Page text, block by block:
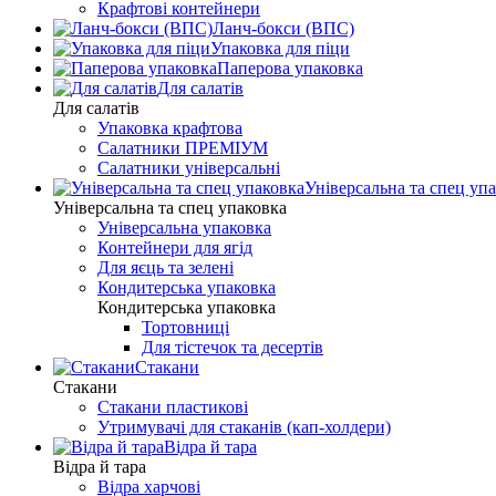
Крафтові контейнери
Ланч-бокси (ВПС)
Упаковка для піци
Паперова упаковка
Для салатів
Для салатів
Упаковка крафтова
Салатники ПРЕМІУМ
Салатники універсальні
Універсальна та спец
Універсальна та спец упаковка
Універсальна упаковка
Контейнери для ягід
Для яєць та зелені
Кондитерська упаковка
Кондитерська упаковка
Тортовниці
Для тістечок та десертів
Стакани
Стакани
Стакани пластикові
Утримувачі для стаканів (кап-холдери)
Відра й тара
Відра й тара
Відра харчові